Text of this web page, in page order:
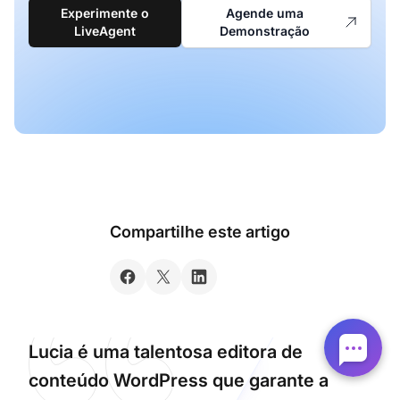
Experimente o
LiveAgent
Agende uma
Demonstração
Compartilhe este artigo
Lucia é uma talentosa editora de
conteúdo WordPress que garante a